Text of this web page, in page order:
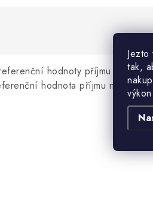
tak,
hodnoty příjmu
hodnota příjmu není